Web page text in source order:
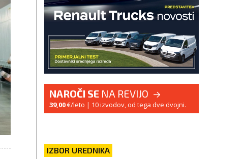
NAROČI SE NA REVIJO
39,00€/leto | 10 izvodov, od tega dve dvojni.
IZBOR UREDNIKA